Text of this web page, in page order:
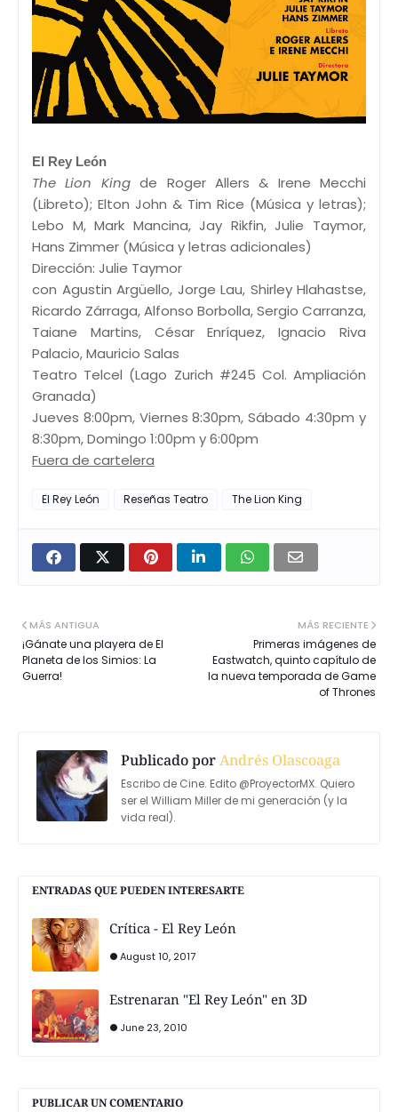
El Rey León
The Lion Kingde Roger Allers & Irene Mecchi
(Libreto); Elton John & Tim Rice (Música y letras);
Lebo M, Mark Mancina, Jay Rikfin, Julie Taymor,
Hans Zimmer (Música y letras adicionales)
Dirección: Julie Taymor
con Agustin Argüello, Jorge Lau, Shirley Hlahastse,
Ricardo Zárraga, Alfonso Borbolla, Sergio Carranza,
Taiane Martins, César Enríquez, Ignacio Riva
Palacio, Mauricio Salas
Teatro Telcel (Lago Zurich #245 Col. Ampliación
Granada)
Jueves 8:00pm, Viernes 8:30pm, Sábado 4:30pm y
8:30pm, Domingo 1:00pm y 6:00pm
Fuera de cartelera
El Rey León Reseñas Teatro The Lion King
MÁS RECIENTE
Primeras imágenes de
Eastwatch, quinto capítulo de
la nueva temporada de Game
of Thrones
MÁS ANTIGUA
¡Gánate una playera de El
Planeta de los Simios: La
Guerra!
Publicado porAndrés Olascoaga
Escribo de Cine. Edito @ProyectorMX. Quiero
ser el William Miller de mi generación (y la
vida real).
ENTRADAS QUE PUEDEN INTERESARTE
Crítica - El Rey León
August 10, 2017
Estrenaran "El Rey León" en 3D
June 23, 2010
PUBLICAR UN COMENTARIO